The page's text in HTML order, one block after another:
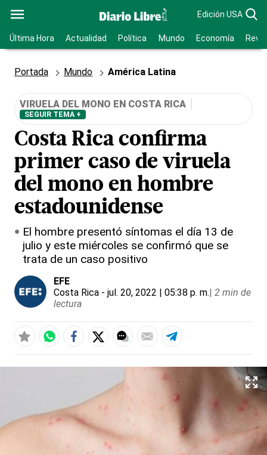
Edición USA
Última Hora Actualidad Política Mundo Economía
Portada Mundo América Latina
VIRUELA DEL MONO EN COSTA RICA
SEGUIR TEMA +
Costa Rica confirma
primer caso de viruela
del mono en hombre
estadounidense
El hombre presentó síntomas el día 13 de
julio y este miércoles se confirmó que se
trata de un caso positivo
EFE
Costa Rica - jul. 20, 2022 | 05:38 p. m.| 2 min de
lectura